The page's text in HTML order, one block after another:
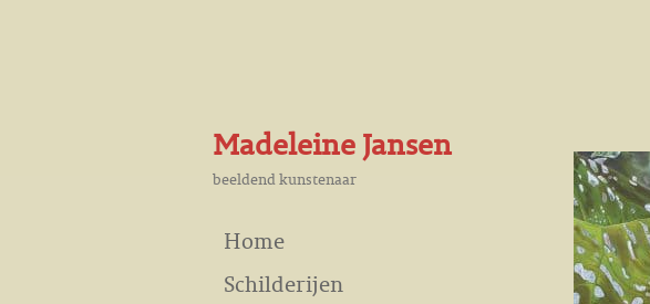
Madeleine Jansen
beeldend kunstenaar
Home
Schilderijen